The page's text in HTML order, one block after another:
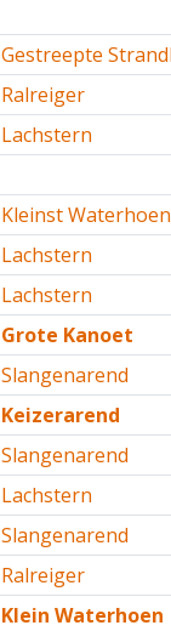
Gestreepte
Ralreiger
Lachstern
Kleinst Waterhoen
Lachstern
Lachstern
Grote Kanoet
Slangenarend
Keizerarend
Slangenarend
Lachstern
Slangenarend
Ralreiger
Klein Waterhoen